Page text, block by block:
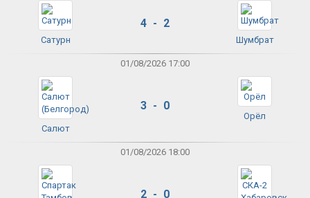
Сатурн
4 - 2
Шумбрат
01/08/2026 17:00
Салют
3 - 0
Орёл
01/08/2026 18:00
2 - 0